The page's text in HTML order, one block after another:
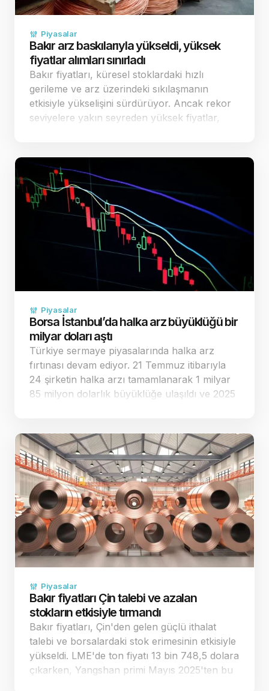
Piyasalar
Bakır arz baskılarıyla yükseldi, yüksek
fiyatlar alımları sınırladı
Bakır fiyatları, küresel stoklardaki hızlı
gerileme ve arz üzerindeki sıkılaşmanın
etkisiyle yükselişini sürdürüyor. Ancak rekor
seviyelere yakın seyreden yüksek fiyatlar,
yol a&ccedi…
Piyasalar
Borsa İstanbul’da halka arz büyüklüğü bir
milyar doları aştı
Türkiye sermaye piyasalarında halka arz
fırtınası devam ediyor. 21 Temmuz itibarıyla
24 şirketin halka arzı tamamlanarak 1 milyar
85 milyon dolarlık büyüklüğe ulaşıldı ve 2025
tamamını …
Piyasalar
Bakır fiyatları Çin talebi ve azalan
stokların etkisiyle tırmandı
Bakır fiyatları, Çin'den gelen güçlü ithalat
talebi ve borsalardaki stok erimesinin etkisiyle
yükseldi. LME'de ton fiyatı 13 bin 748,5 dolara
çıkarken, Yangshan primi Mayıs 2025'ten bu